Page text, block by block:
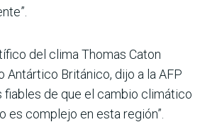
del clima Thomas Caton
Antártico Británico, dijo a la AFP
fiables de que el cambio climático
es complejo en esta región”.